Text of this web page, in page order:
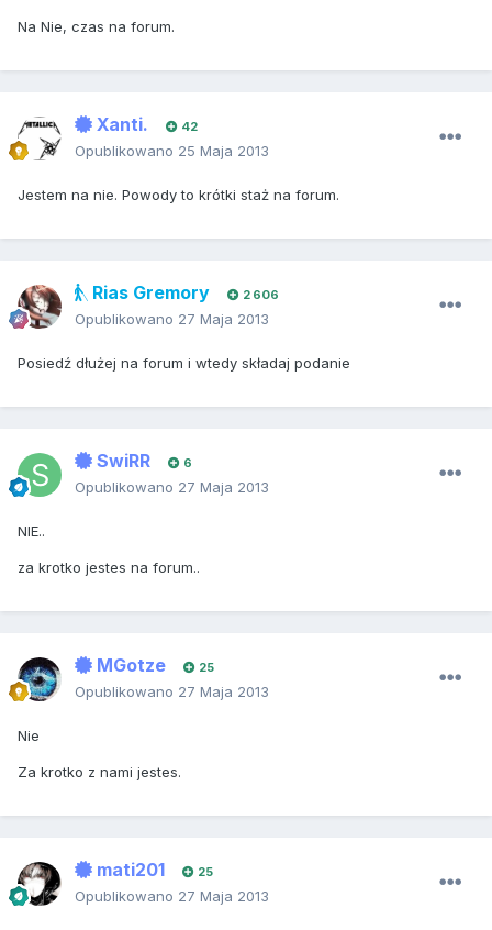
Na Nie, czas na forum.
Xanti. 42
Opublikowano 25 Maja 2013
Jestem na nie. Powody to krótki staż na forum.
Rias Gremory 2 606
Opublikowano 27 Maja 2013
Posiedź dłużej na forum i wtedy składaj podanie
SwiRR 6
Opublikowano 27 Maja 2013
NIE..
za krotko jestes na forum..
MGotze 25
Opublikowano 27 Maja 2013
Nie
Za krotko z nami jestes.
mati201 25
Opublikowano 27 Maja 2013